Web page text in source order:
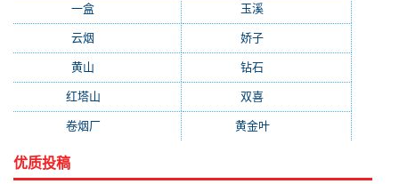
一盒 玉溪
云烟 娇子
黄山 钻石
红塔山 双喜
卷烟厂(154) 黄金叶(151)
优质投稿